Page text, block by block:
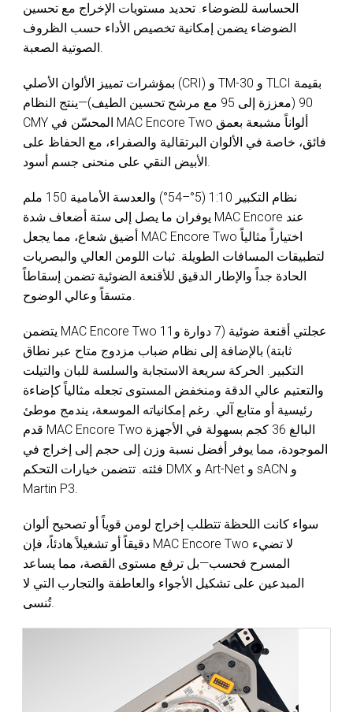
الحساسة للضوضاء. تحديد مستويات الإخراج مع تحسين
الضوضاء يضمن إمكانية تخصيص الأداء حسب الظروف
الصوتية الصعبة.
بمؤشرات تمييز الألوان الأصلي (CRI) و TM-30 و TLCI بقيمة
90 (معززة إلى 95 مع مرشح تحسين الطيف)—ينتج النظام
CMY المحسّن في MAC Encore Two ألواناً مشبعة بعمق
فائق، خاصة في الألوان البرتقالية والصفراء، مع الحفاظ على
الأبيض النقي على منحنى جسم أسود.
نظام التكبير 1:10 (5°–54°) والعدسة الأمامية 150 ملم
يوفران ما يصل إلى ستة أضعاف شدة MAC Encore عند
أضيق شعاع، مما يجعل MAC Encore Two اختياراً مثالياً
لتطبيقات المسافات الطويلة. ثبات اللومن العالي والبصريات
الحادة جداً والإطار الدقيق للأقنعة الضوئية تضمن إسقاطاً
متسقاً وعالي الوضوح.
يتضمن MAC Encore Two عجلتي أقنعة ضوئية (7 دوارة و11
ثابتة) بالإضافة إلى نظام ضباب مزدوج متاح عبر نطاق
التكبير. الحركة سريعة الاستجابة والسلسة للبان والتيلت
والتعتيم عالي الدقة ومنخفض المستوى تجعله مثالياً كإضاءة
رئيسية أو متابع آلي. رغم إمكانياته الموسعة، يندمج موطئ
قدم MAC Encore Two البالغ 36 كجم بسهولة في الأجهزة
الموجودة، مما يوفر أفضل نسبة وزن إلى حجم إلى إخراج في
فئته. تتضمن خيارات التحكم DMX و Art-Net و sACN و
Martin P3.
سواء كانت اللحظة تتطلب إخراج لومن قوياً أو تصحيح ألوان
دقيقاً أو تشغيلاً هادئاً، فإن MAC Encore Two لا تضيء
المسرح فحسب—بل ترفع مستوى القصة، مما يساعد
المبدعين على تشكيل الأجواء والعاطفة والتجارب التي لا
تُنسى.